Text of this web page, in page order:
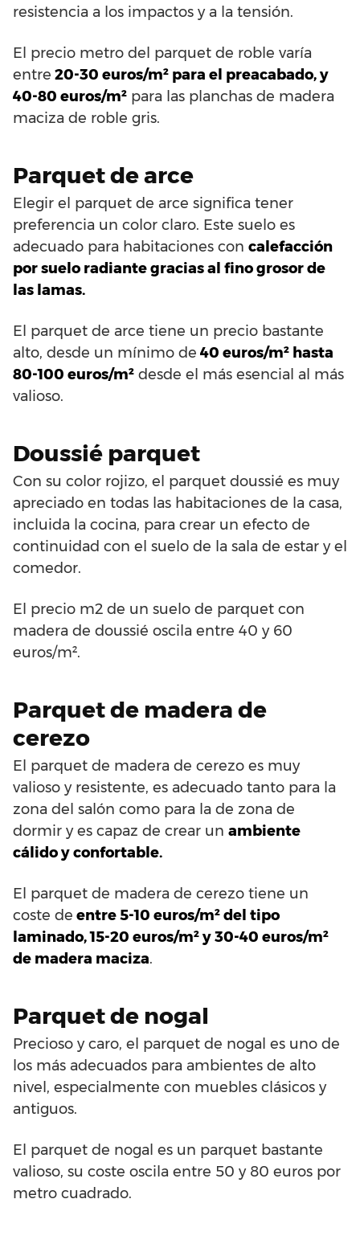
resistencia a los impactos y a la tensión.
El precio metro del parquet de roble varía
entre 20-30 euros/m² para el preacabado, y
40-80 euros/m² para las planchas de madera
maciza de roble gris.
Parquet de arce
Elegir el parquet de arce significa tener
preferencia un color claro. Este suelo es
adecuado para habitaciones con calefacción
por suelo radiante gracias al fino grosor de
las lamas.
El parquet de arce tiene un precio bastante
alto, desde un mínimo de 40 euros/m² hasta
80-100 euros/m² desde el más esencial al más
valioso.
Doussié parquet
Con su color rojizo, el parquet doussié es muy
apreciado en todas las habitaciones de la casa,
incluida la cocina, para crear un efecto de
continuidad con el suelo de la sala de estar y el
comedor.
El precio m2 de un suelo de parquet con
madera de doussié oscila entre 40 y 60
euros/m².
Parquet de madera de
cerezo
El parquet de madera de cerezo es muy
valioso y resistente, es adecuado tanto para la
zona del salón como para la de zona de
dormir y es capaz de crear un ambiente
cálido y confortable.
El parquet de madera de cerezo tiene un
coste de entre 5-10 euros/m² del tipo
laminado, 15-20 euros/m² y 30-40 euros/m²
de madera maciza.
Parquet de nogal
Precioso y caro, el parquet de nogal es uno de
los más adecuados para ambientes de alto
nivel, especialmente con muebles clásicos y
antiguos.
El parquet de nogal es un parquet bastante
valioso, su coste oscila entre 50 y 80 euros por
metro cuadrado.